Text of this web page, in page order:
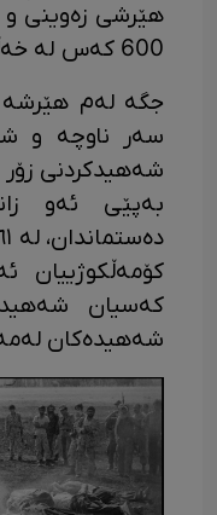
هێرشی زەوینی
600 کەس لە خەڵکی مەدەنییان کوشت.
جگە لەم
سەر ناوچە و
شەهیدکردنی
بەپێی ئەو
کەسیان شەهید
شەهیدەکان